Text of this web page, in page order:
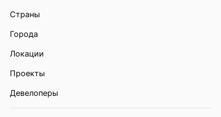
Страны
Города
Локации
Проекты
Девелоперы